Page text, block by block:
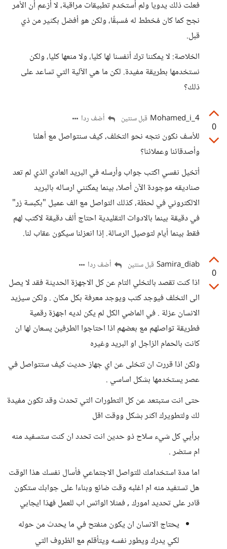
فعلت ذلك يدويا ولم أستخدم تطبيقات مراقبة، لا أزعم أن الأمر
نجح كما كان مُخطط له مُسبقًا، ولكن هو أفضل بكثير من ذي
قبل.
الخلاصة: لا يمكننا ترك أنفسنا لها كليا، ولا منعها كليا، ولكن
نستخدمها بطريقة مفيدة. لكن ما هي الآلية التي تساعد على
ذلك؟
0
Mohamed_i_4 قبل سنتين أضف ردا
للأسف نكون نتجه نحو التخلف، كيف سنتواصل مع أهلنا
وأصدقائنا وعملائنا؟
أتخيل نفسي اكتب جواب وأرسله في البريد العادي الذي لم تعد
صناديقه موجودة الآن أصلا، بينما يمكنني ارساله بالبريد
الالكتروني في لحظة، كذلك التواصل مع الف عميل "بكبسة زر"
في دقيقة بينما بالادوات التقليدية احتاج ألف دقيقة لاكتب لهم
فقط بينما أيام لتوصيل الرسالة. إذا انعزلنا سيكون عقاب لنا.
0
Samira_diab قبل سنتين أضف ردا
اذا كنت تقصد بالتخلي التام عن كل الاجهزة الحديثة فقد لا يصل
الى التخلف فيوجد كتب ويوجد معرفة بكل مكان . ولكن سيزيد
الانسان عزلة . في الماضي الكل لم يكن لديه اجهزة رقمية
فطريقة تواصلهم مع بعضهم اذا احتاجوا الطرفين يسعان لها ان
كانت بالحمام الزاجل او البريد وغيره
ولكن اذا قررت ان تتخلى عن اي جهاز حديث كيف ستتواصل في
عصر يستخدمها بشكل اساسي .
حتى انت ستبتعد عن كل التطورات التي تحدث وقد تكون مفيدة
لك ولتطويرك اكثر بشكل ووقت اقل
برأيي كل شيء سلاح ذو حدين انت تحدد ان كنت ستسفيد منه
ام ستضر .
اما مدة استخدامك للتواصل الاجتماعي فأسال نفسك هذا الوقت
هل تستفيد منه ام اغلبه وقت ضائع وبناءا على جوابك ستكون
قادر على تحديد امورك , فمثلا الواتس اب للعمل فهذا ايجابي
يحتاج الانسان ان يكون منفتح في ما يحدث من حوله
لكي يدرك ويطور نفسه ويتأقلم مع الظروف التي